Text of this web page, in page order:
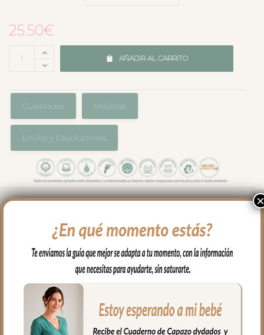
25.50€
AÑADIR AL CARRITO
Cualidades Medidas
Envíos y Devoluciones
darle un toque especial, las bajeras
el complemento que necesitas.
En tejido punto estampado, se ajusta al
colchón mediante goma en todo el
contorno. Puedes lavar a mano o en
lavadora, siempre agua fría, jabones no
×